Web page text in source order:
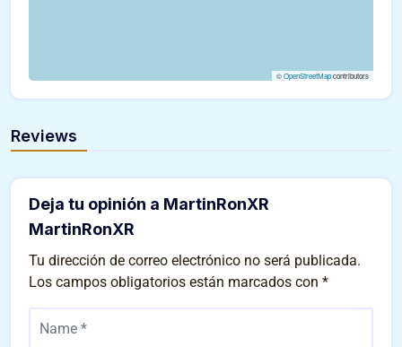
©OpenStreetMapcontributors
Reviews
Deja tu opinión a MartinRonXR
MartinRonXR
Tu dirección de correo electrónico no será publicada.
Los campos obligatorios están marcados con *